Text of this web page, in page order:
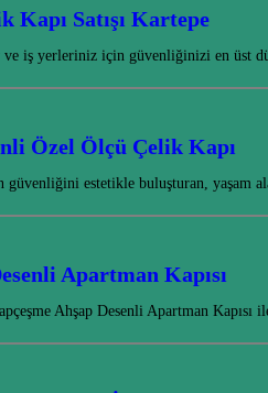
Kapı Satışı Kartepe
iş yerleriniz için güvenliğinizi en üst
Özel Ölçü Çelik Kapı
estetikle buluşturan, yaşam
Apartman Kapısı
Ahşap Desenli Apartman Kapısı